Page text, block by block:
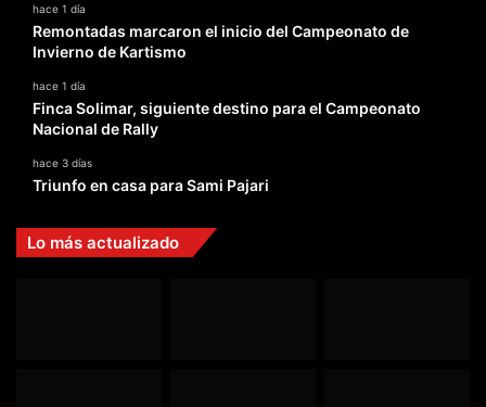
hace 1 día
Remontadas marcaron el inicio del Campeonato de
Invierno de Kartismo
hace 1 día
Finca Solimar, siguiente destino para el Campeonato
Nacional de Rally
hace 3 días
Triunfo en casa para Sami Pajari
Lo más actualizado